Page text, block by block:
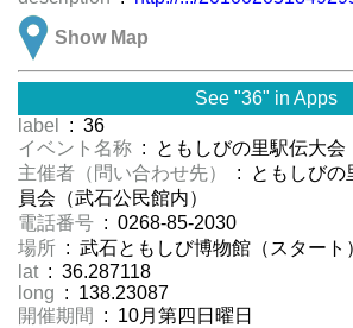
Show Map
See "36" in Apps
label
: 36
イベント名称 : ともしびの里駅伝大会
主催者（問い合わせ先）
: ともしびの
員会（武石公民館内）
電話番号 : 0268-85-2030
場所 : 武石ともしび博物館（スタート
lat : 36.287118
long : 138.23087
開催期間
: 10月第四日曜日